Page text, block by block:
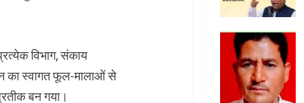
विभाग, संकाय
का स्वागत फूल-मालाओं से
बन गया।